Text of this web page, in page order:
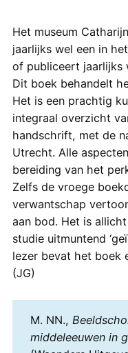
Het museum
jaarlijks wel een in
of publiceert jaarlijks
Dit boek behandelt
Het is een prachtig
integraal overzicht
handschrift, met de
Utrecht. Alle
bereiding van het
Zelfs de vroege
verwantschap
aan bod. Het is
studie uitmuntend
lezer bevat het boek
(JG)
M. NN.,
middeleeuwen in